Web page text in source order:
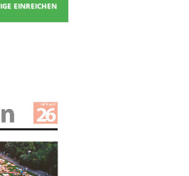
EINREICHEN